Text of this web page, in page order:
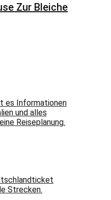
Zur Bleiche
es Informationen
und alles
Reiseplanung.
Strecken.